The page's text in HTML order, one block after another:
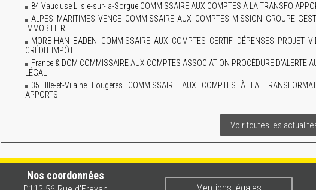
84 Vaucluse L'Isle-sur-la-Sorgue COMMISSAIRE AUX COMPTES À LA TRANSFO
ALPES MARITIMES VENCE COMMISSAIRE AUX COMPTES MISSION GROUPE
IMMOBILIER
MORBIHAN BADEN COMMISSAIRE AUX COMPTES CERTIF DÉPENSES PROJET
CRÉDIT IMPÔT
France & DOM COMMISSAIRE AUX COMPTES ASSOCIATION PROCÉDURE D'ALERTE
LÉGAL
35 Ille-et-Vilaine Fougères COMMISSAIRE AUX COMPTES À LA
APPORTS
Voir toutes les
Nos coordonnées